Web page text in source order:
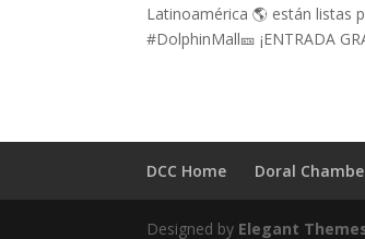
Latinoamérica 🌎 están listas
#DolphinMall🎫 ¡ENTRADA
DCC Home Doral
Designed by Elegant